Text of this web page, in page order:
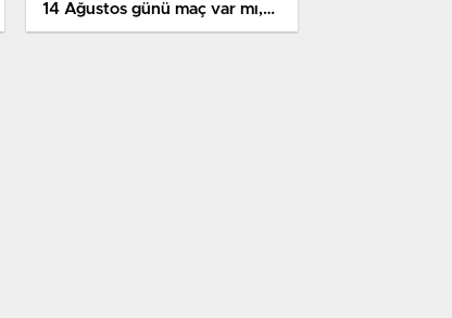
14 Ağustos günü maç var mı,
hangi kanaldan yayınlanıyor,